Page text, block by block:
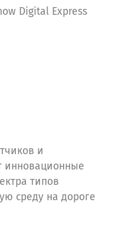
Digital Express
и
инновационные
типов
среду на дороге